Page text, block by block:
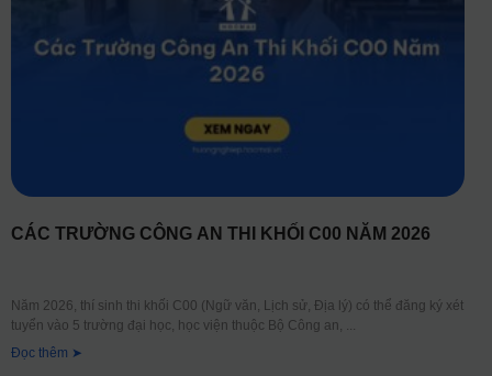
CÁC TRƯỜNG CÔNG AN THI KHỐI C00 NĂM 2026
Năm 2026, thí sinh thi khối C00 (Ngữ văn, Lịch sử, Địa lý) có thể đăng ký xét
tuyển vào 5 trường đại học, học viện thuộc Bộ Công an,
Đọc thêm ➤